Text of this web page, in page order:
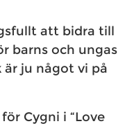
att bidra till
barns och ungas
är ju något vi på
Cygni i “Love